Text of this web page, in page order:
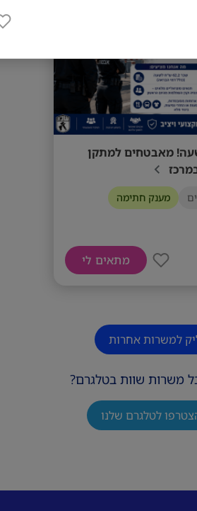
לשעה! מאבטחים למתקן
מענק חתימה
מתאים לי
למשרות אחרות
משרות שוות בטלגרם?
לטלגרם שלנו